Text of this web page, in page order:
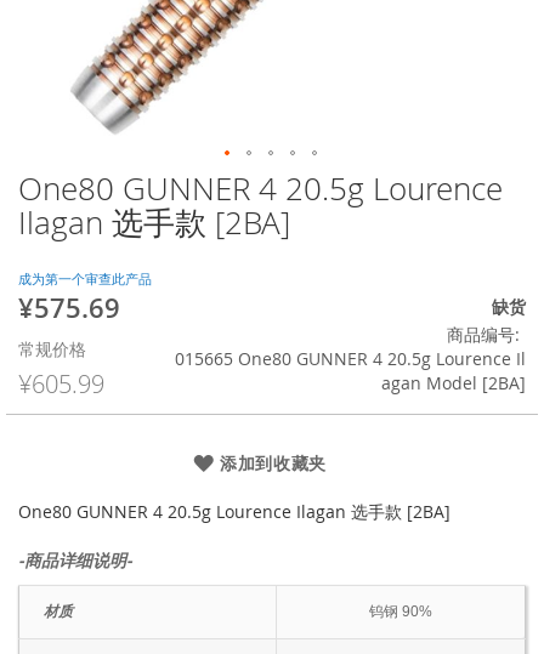
One80 GUNNER 4 20.5g Lourence
Ilagan 选手款 [2BA]
成为第一个审查此产品
特
价
格
¥575.69
常规价格
¥605.99
缺货
商品编号
015665 One80 GUNNER 4 20.5g Lourence Il
agan Model [2BA]
添加到收藏夹
One80 GUNNER 4 20.5g Lourence Ilagan 选手款 [2BA]
-商品详细说明-
材质 钨钢 90%
跳
转
到
像
库
开
头